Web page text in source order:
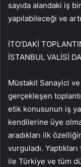
sayıda alandaki iş
yapılabileceği ve
İTO’DAKİ
İSTANBUL VALİSİ
Müstakil Sanayici ve
gerçekleşen
etik konusunun iş
kendilerine üye
aradıkları ilk
vurguladı.
ile Türkiye ve tüm